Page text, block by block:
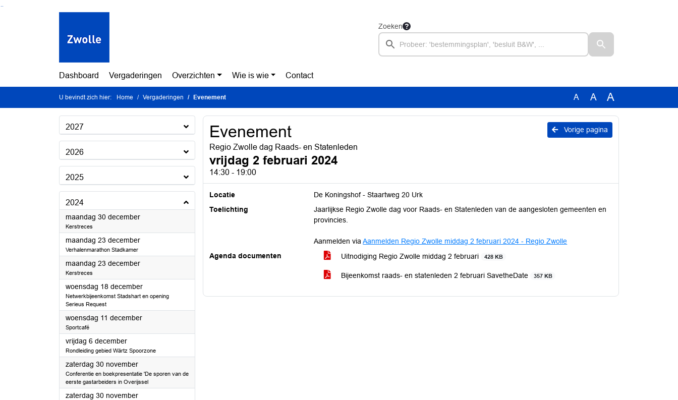
Ga naar de inhoud van deze pagina
Ga naar het zoeken
Ga naar het menu
Zoeken
Dashboard Vergaderingen Overzichten Wie is wie Contact
U bevindt zich hier: Home Vergaderingen Evenement A A A
2027
2026
2025
2024
maandag 30 december2024
Kerstreces
maandag 23 december2024
Verhalenmarathon Stadkamer
maandag 23 december2024
Kerstreces
woensdag 18 december2024
Netwerkbijeenkomst Stadshart en opening
Serieus Request
woensdag 11 december2024
Sportcafé
vrijdag 6 december2024
Rondleiding gebied Wärtz Spoorzone
zaterdag 30 november2024
Conferentie en boekpresentatie 'De sporen van de
eerste gastarbeiders in Overijssel
zaterdag 30 november2024
Vorige pagina
Evenement
Regio Zwolle dag Raads- en Statenleden
vrijdag 2 februari 2024
14:30 - 19:00
Locatie
De Koningshof - Staartweg 20 Urk
Toelichting
Jaarlijkse Regio Zwolle dag voor Raads- en Statenleden van de aangesloten gemeenten en
provincies.
Aanmelden viaAanmelden Regio Zwolle middag 2 februari 2024 - Regio Zwolle
Agenda documenten
Uitnodiging Regio Zwolle middag 2 februari 428 KB
Bijeenkomst raads- en statenleden 2 februari SavetheDate 357 KB